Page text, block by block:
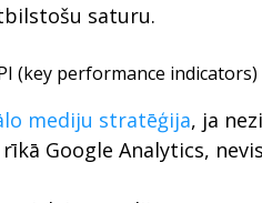
saturu.
(key performance
mediju stratēģija, ja
Google Analytics,